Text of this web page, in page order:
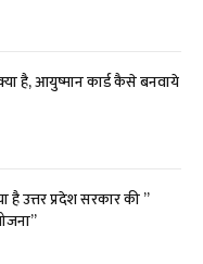
है, आयुष्मान कार्ड कैसे बनवाये
उत्तर प्रदेश सरकार की ”